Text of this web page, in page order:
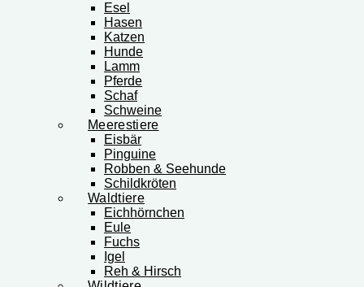
Esel
Hasen
Katzen
Hunde
Lamm
Pferde
Schaf
Schweine
Meerestiere
Eisbär
Pinguine
Robben & Seehunde
Schildkröten
Waldtiere
Eichhörnchen
Eule
Fuchs
Igel
Reh & Hirsch